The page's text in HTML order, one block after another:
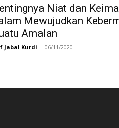
Referensi
Tafsir
di
Niat dan
Mewujudkan
Amalan
Jabal Kurdi - 06/11/2020